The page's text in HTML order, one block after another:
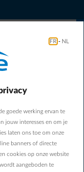
uw
probeer
FR - NL
goede werking ervan te
jouw interesses en om je
laten ons toe om onze
banners of directe
cookies op onze website
aangeboden te